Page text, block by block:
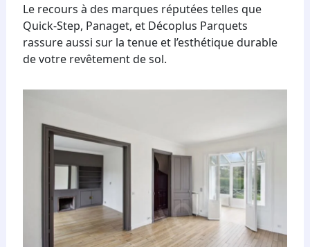
Le recours à des marques réputées telles que
Quick-Step, Panaget, et Décoplus Parquets
rassure aussi sur la tenue et l’esthétique durable
de votre revêtement de sol.